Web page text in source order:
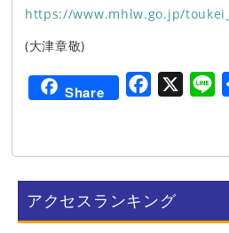
https://www.mhlw.go.jp/
(大津章敬)
Share
e
b
o
e
アクセスランキング